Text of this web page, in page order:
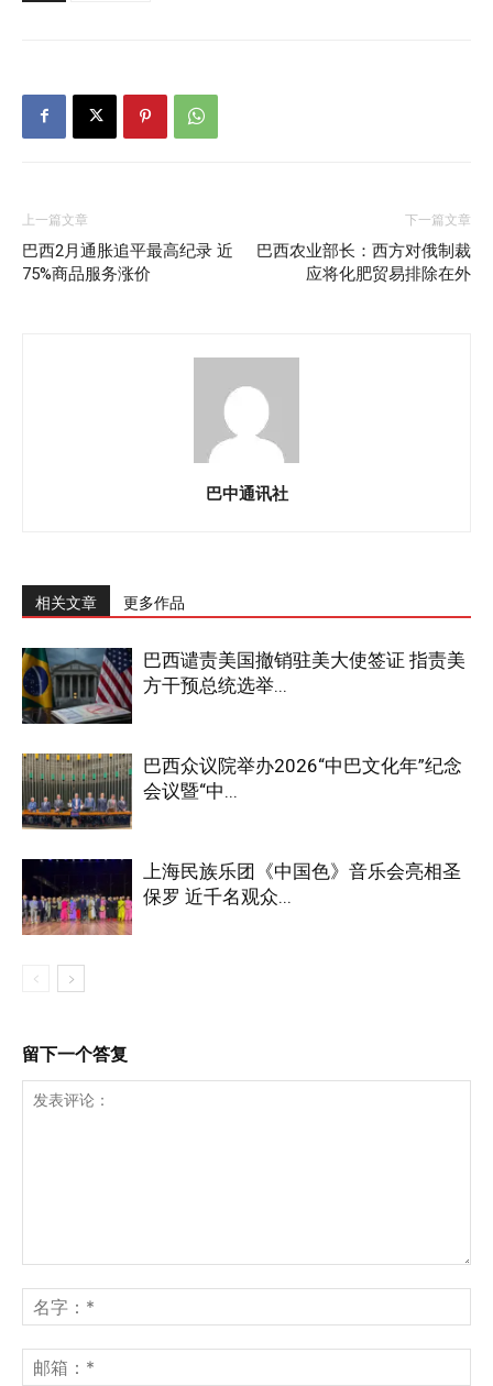
上一篇文章
巴西2月通胀追平最高纪录 近
75%商品服务涨价
下一篇文章
巴西农业部长：西方对俄制裁
应将化肥贸易排除在外
巴中通讯社
相关文章 更多作品
巴西谴责美国撤销驻美大使签证 指责美
方干预总统选举...
巴西众议院举办2026“中巴文化年”纪念
会议暨“中...
上海民族乐团《中国色》音乐会亮相圣
保罗 近千名观众...
留下一个答复